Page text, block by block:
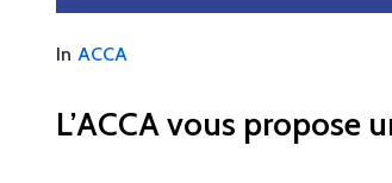
In ACCA
L’ACCA vous